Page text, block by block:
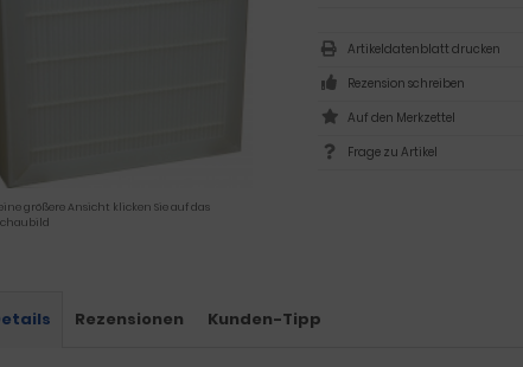
größere Ansicht klicken Sie auf das
Artikeldatenblatt drucken
Rezension schreiben
Frage zu Artikel
Rezensionen Kunden-Tipp